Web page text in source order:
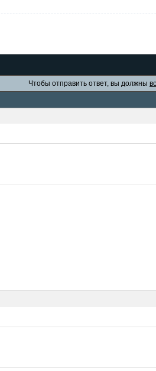
Чтобы отправить ответ, вы должны